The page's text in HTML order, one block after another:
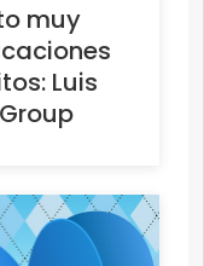
muy
Luis